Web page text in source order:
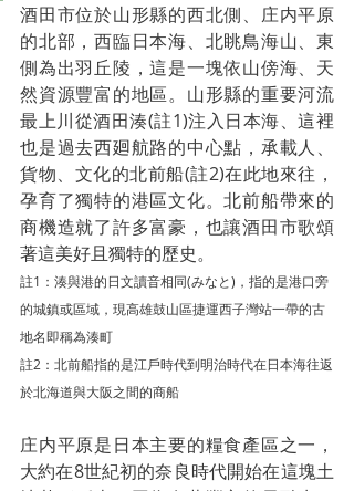
酒田市位於山形縣的西北側、庄内平原
的北部，西臨日本海、北眺鳥海山、東
側為出羽丘陵，這是一塊依山傍海、天
然資源豐富的地區。山形縣的重要河流
最上川從酒田湊(註1)注入日本海、這裡
也是過去西廻航路的中心點，承載人、
貨物、文化的北前船(註2)在此地來往，
孕育了獨特的港區文化。北前船帶來的
商機造就了許多富豪，也讓酒田市歌頌
著這美好且獨特的歷史。
註1：湊與港的日文讀音相同(みなと)，指的是港口旁
的城鎮或區域，現高雄鼓山區捷運西子灣站一帶的古
地名即稱為湊町
註2：北前船指的是江戶時代到明治時代在日本海往返
於北海道與大阪之間的商船
庄内平原是日本主要的糧食產區之一，
大約在8世紀初的奈良時代開始在這塊土